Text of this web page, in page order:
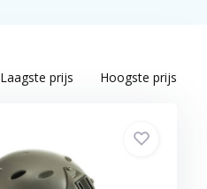
Laagste prijs Hoogste prijs